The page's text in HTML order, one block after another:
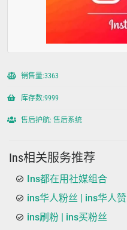
销售量:3363
库存数:9999
售后护航: 售后系统
Ins相关服务推荐
Ins都在用社媒组合
ins华人粉丝 | ins华人赞
ins刷粉 | ins买粉丝